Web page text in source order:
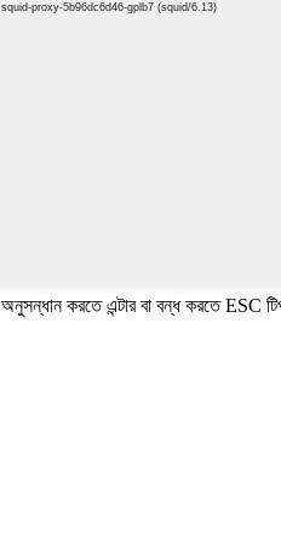
অনুসন্ধান করতে এন্টার বা বন্ধ করতে ESC